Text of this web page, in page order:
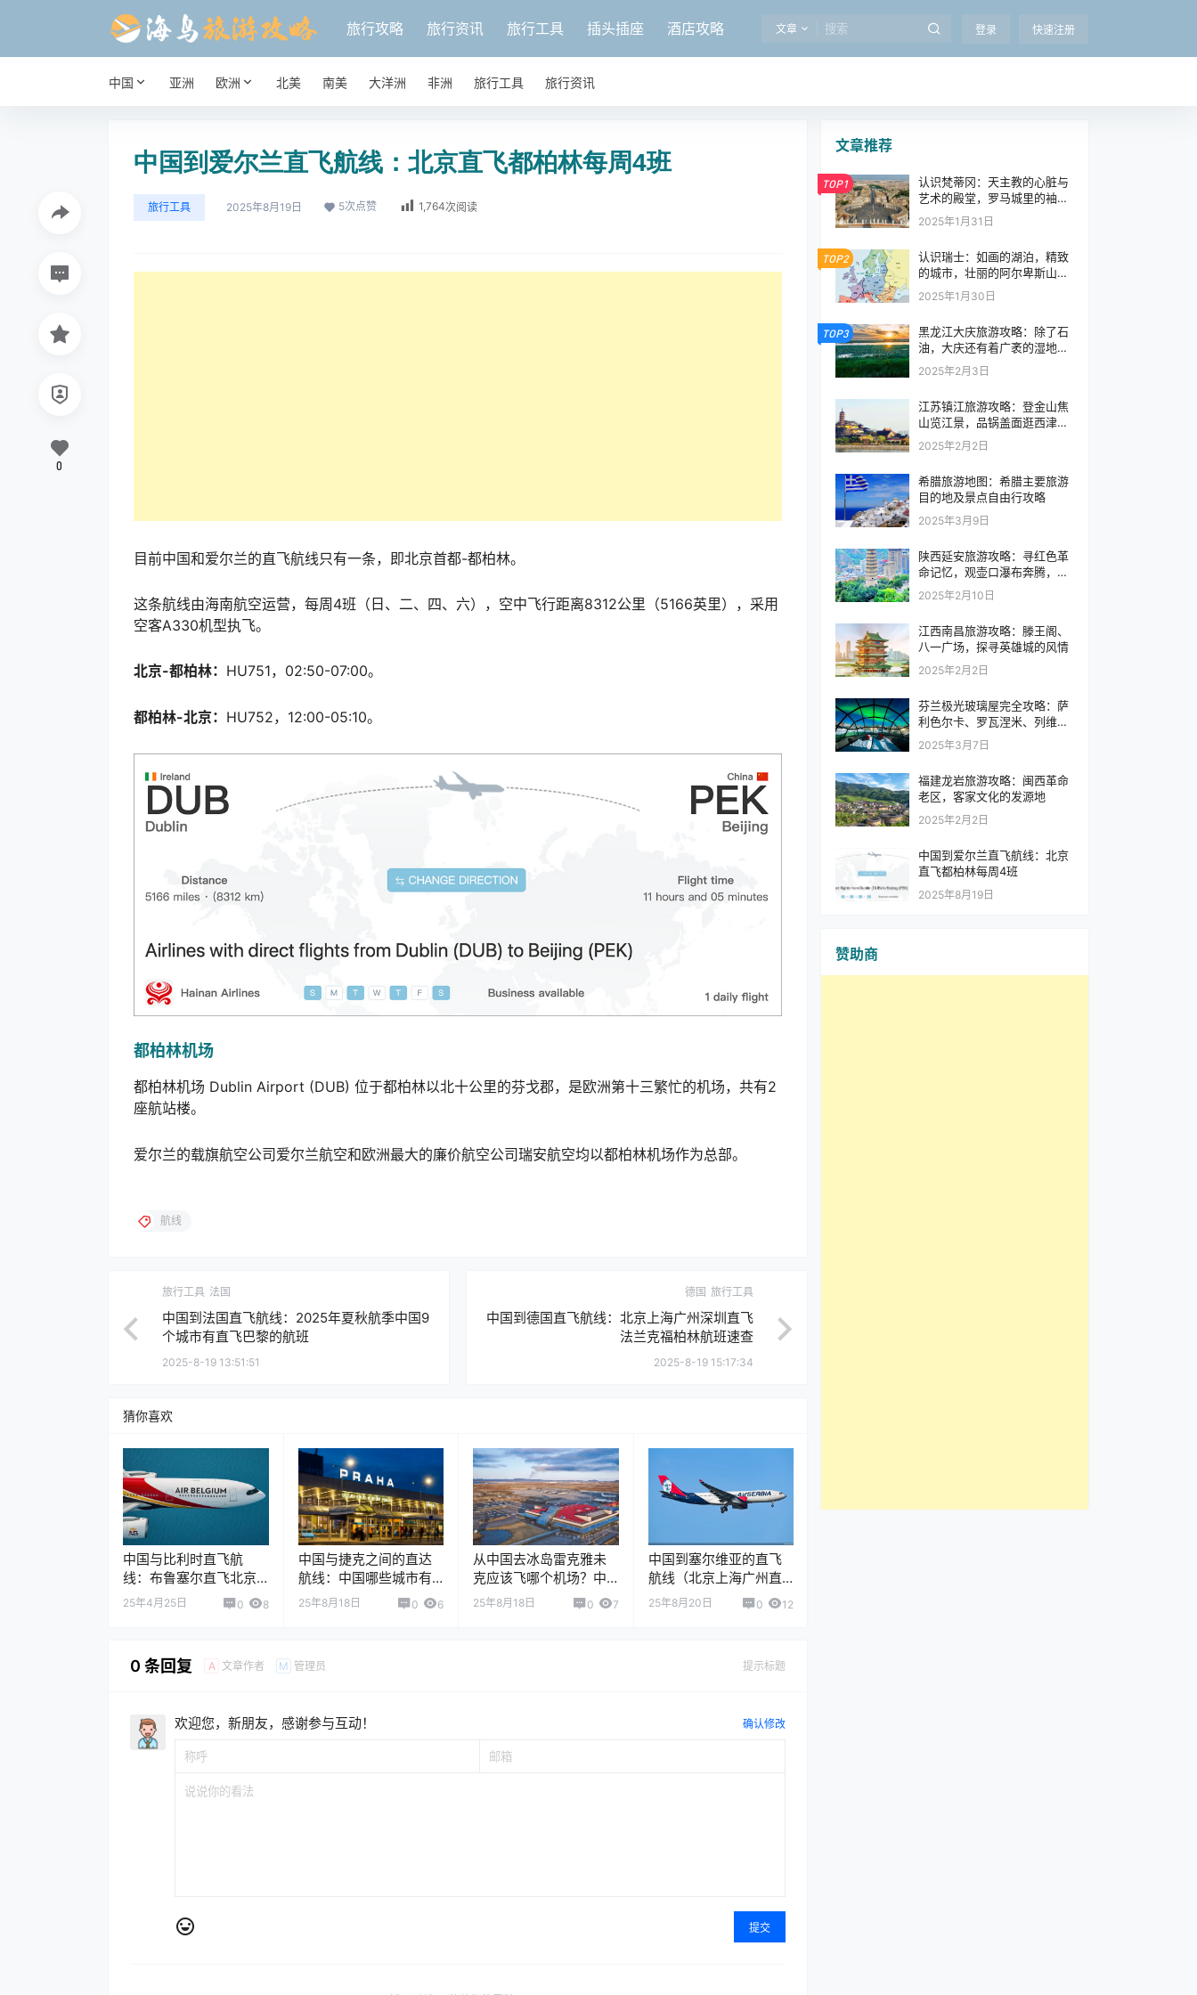
旅行攻略 旅行资讯 旅行工具 插头插座 酒店攻略 文章 登录 快速注册
中国 亚洲 欧洲 北美 南美 大洋洲 非洲 旅行工具 旅行资讯
中国到爱尔兰直飞航线：北京直飞都柏林每周4班
旅行工具 2025年8月19日 5次点赞 1,764次阅读
目前中国和爱尔兰的直飞航线只有一条，即北京首都-都柏林。
这条航线由海南航空运营，每周4班（日、二、四、六），空中飞行距离8312公里（5166英里），采用
空客A330机型执飞。
北京-都柏林： HU751，02:50-07:00。
都柏林-北京： HU752，12:00-05:10。
都柏林机场
都柏林机场 Dublin Airport (DUB) 位于都柏林以北十公里的芬戈郡，是欧洲第十三繁忙的机场，共有2
座航站楼。
爱尔兰的载旗航空公司爱尔兰航空和欧洲最大的廉价航空公司瑞安航空均以都柏林机场作为总部。
0
航线
旅行工具 法国
中国到法国直飞航线：2025年夏秋航季中国9
个城市有直飞巴黎的航班
2025-8-19 13:51:51
德国 旅行工具
中国到德国直飞航线：北京上海广州深圳直飞
法兰克福柏林航班速查
2025-8-19 15:17:34
猜你喜欢
中国与比利时直飞航
线：布鲁塞尔直飞北京
上海深圳航班
25年4月25日 0 8
中国与捷克之间的直达
航线：中国哪些城市有
直飞布拉格的航班？
25年8月18日 0 6
从中国去冰岛雷克雅未
克应该飞哪个机场？中
国到冰岛有直飞吗？
25年8月18日 0 7
中国到塞尔维亚的直飞
航线（北京上海广州直
飞贝尔格莱德航班时刻
25年8月20日 0 12
0 条回复 A 文章作者 M 管理员 提示标题
欢迎您，新朋友，感谢参与互动！ 确认修改
提交
文章推荐
TOP1
认识梵蒂冈：天主教的心脏与
艺术的殿堂，罗马城里的袖珍
2025年1月31日
TOP2
认识瑞士：如画的湖泊，精致
的城市，壮丽的阿尔卑斯山，
欧洲心脏的童话世界
2025年1月30日
TOP3
黑龙江大庆旅游攻略：除了石
油，大庆还有着广袤的湿地和
美丽的湖泊
2025年2月3日
江苏镇江旅游攻略：登金山焦
山览江景，品锅盖面逛西津渡
2025年2月2日
希腊旅游地图：希腊主要旅游
目的地及景点自由行攻略
2025年3月9日
陕西延安旅游攻略：寻红色革
命记忆，观壶口瀑布奔腾，感
受黄土高原的豪迈风情
2025年2月10日
江西南昌旅游攻略：滕王阁、
八一广场，探寻英雄城的风情
2025年2月2日
芬兰极光玻璃屋完全攻略：萨
利色尔卡、罗瓦涅米、列维和
凯米的极光玻璃屋推荐
2025年3月7日
福建龙岩旅游攻略：闽西革命
老区，客家文化的发源地
2025年2月2日
中国到爱尔兰直飞航线：北京
直飞都柏林每周4班
2025年8月19日
赞助商